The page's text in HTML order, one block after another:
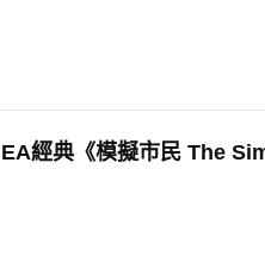
EA經典《模擬市民 The